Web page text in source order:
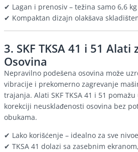
✔ Lagan i prenosiv – težina samo 6,6 kg
✔ Kompaktan dizajn olakšava
3. SKF TKSA 41 i 51
Osovina
Nepravilno podešena osovina može
vibracije i prekomerno zagrevanje
trajanja. Alati SKF TKSA 41 i 51
korekciji neusklađenosti osovina bez
obukama.
✔ Lako korišćenje – idealno za sve
✔ TKSA 41 dolazi sa zasebnim